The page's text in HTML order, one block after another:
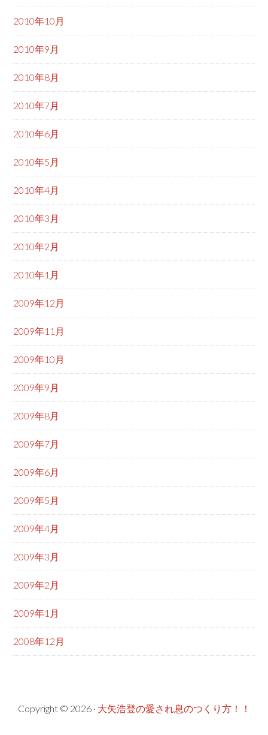
2010年10月
2010年9月
2010年8月
2010年7月
2010年6月
2010年5月
2010年4月
2010年3月
2010年2月
2010年1月
2009年12月
2009年11月
2009年10月
2009年9月
2009年8月
2009年7月
2009年6月
2009年5月
2009年4月
2009年3月
2009年2月
2009年1月
2008年12月
Copyright © 2026 · 大矢浩登の愛され息のつくり方！！